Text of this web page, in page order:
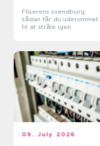
Fliserens svendborg:
sådan får du uderummet
til at stråle igen
09. July 2026